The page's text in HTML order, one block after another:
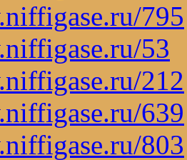
795
53
212
639
803